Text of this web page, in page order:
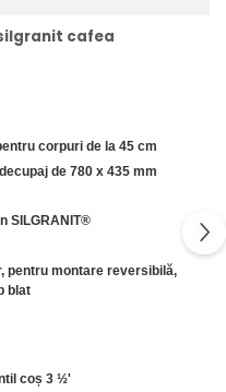
cafea
corpuri de la 45 cm
de 780 x 435 mm
SILGRANIT®
pentru montare reversibilă,
blat
coș 3 ½'